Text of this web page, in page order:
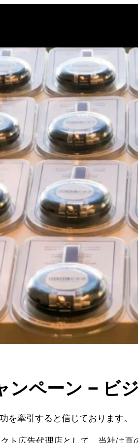
ンペーン –
を牽引すると信じております。